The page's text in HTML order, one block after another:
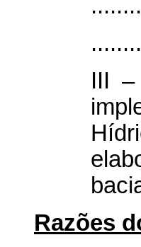
III –
Razões